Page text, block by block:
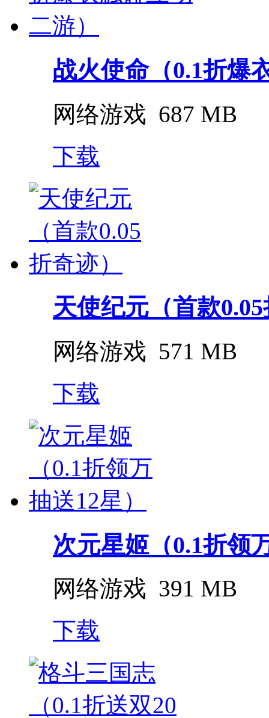
战火使命（0.1折爆
网络游戏 687 MB
下载
天使纪元（首款
网络游戏 571 MB
下载
次元星姬（0.1折领
网络游戏 391 MB
下载